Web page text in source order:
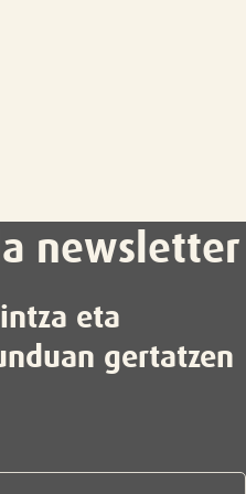
newsletter
eta
gertatzen